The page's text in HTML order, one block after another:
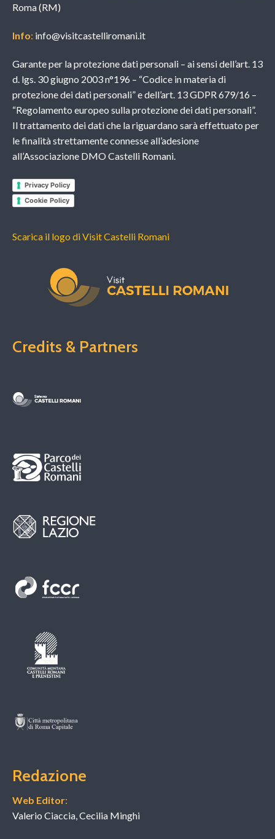
Roma (RM)
Info: info@visitcastelliromani.it
Garante per la protezione dati personali – ai sensi dell’art. 13
d. lgs. 30 giugno 2003 n°196 – “Codice in materia di
protezione dei dati personali” e dell’art. 13 GDPR 679/16 –
“Regolamento europeo sulla protezione dei dati personali”.
Il trattamento dei dati che la riguardano sarà effettuato per
le finalità strettamente connesse all’adesione
all’Associazione DMO Castelli Romani.
Privacy Policy
Cookie Policy
Scarica il logo di Visit Castelli Romani
Credits & Partners
Redazione
Web Editor:
Valerio Ciaccia, Cecilia Minghi